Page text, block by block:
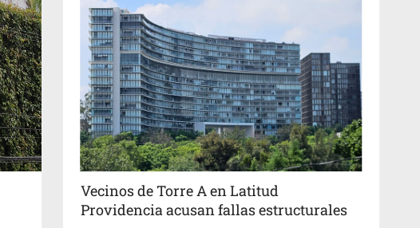
Vecinos de Torre A en Latitud
Providencia acusan fallas estructurales